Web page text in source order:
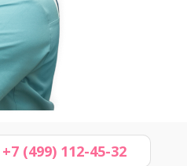
+7 (499) 112-45-32